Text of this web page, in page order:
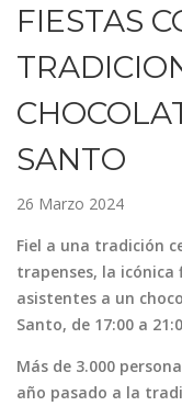
FIESTAS
SANTO
26 Marzo 2024
Fiel a una tradición
trapenses, la
asistentes a un
Santo, de 17:00 a
Más de 3.000
año pasado a la